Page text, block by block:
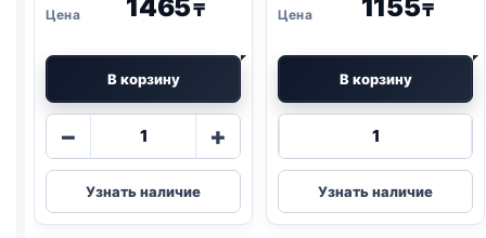
1465₸
В корзину
−
Количество
Деревенские
лак.
(КАЛЬЦИЙ,
+
Узнать наличие
1155₸
В корзину
Количество
Деревенские
лак.
колбаски
Узнать наличие